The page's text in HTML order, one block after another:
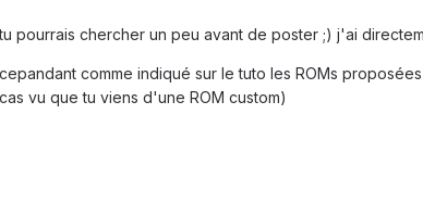
tu pourrais chercher un peu avant de poster ;) j'ai
cepandant comme indiqué sur le tuto les ROMs
cas vu que tu viens d'une ROM custom)